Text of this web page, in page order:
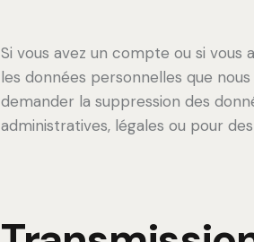
Si vous avez un compte ou si
les données personnelles que
demander la suppression des
administratives, légales ou pour